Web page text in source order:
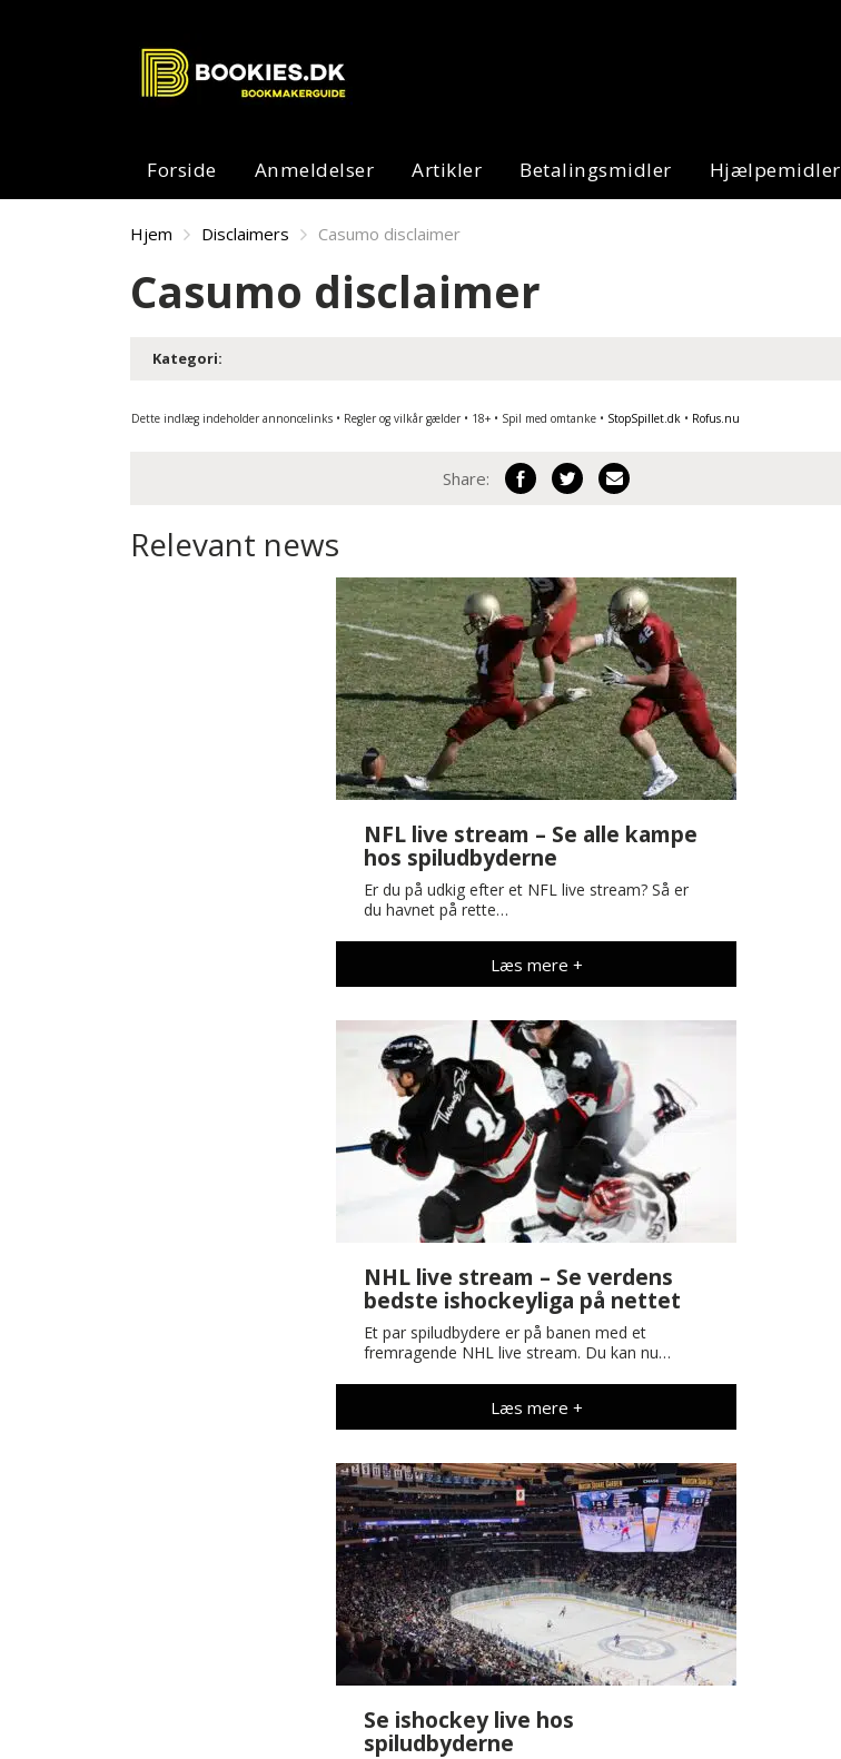
Forside Anmeldelser Artikler Betalingsmidler Hjælpemidler
Hjem Disclaimers Casumo disclaimer
Casumo disclaimer
Kategori:
Dette indlæg indeholder annoncelinks • Regler og vilkår gælder • 18+ • Spil med omtanke • StopSpillet.dk • Rofus.nu
Share:
Relevant news
NFL live stream – Se alle kampe
hos spiludbyderne
Er du på udkig efter et NFL live stream? Så er
du havnet på rette…
Læs mere +
NHL live stream – Se verdens
bedste ishockeyliga på nettet
Et par spiludbydere er på banen med et
fremragende NHL live stream. Du kan nu…
Læs mere +
Se ishockey live hos
spiludbyderne